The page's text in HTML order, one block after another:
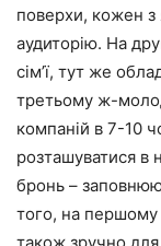
поверхи, кожен з
аудиторію. На
сім’ї, тут же
третьому ж-
компаній в 7-10
розташуватися в
бронь –
того, на першому